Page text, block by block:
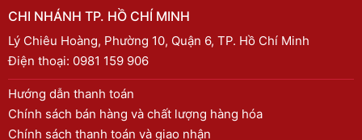
CHI NHÁNH TP. HỒ CHÍ MINH
Lý Chiêu Hoàng, Phường 10, Quận 6, TP. Hồ Chí Minh
Điện thoại: 0981 159 906
Hướng dẫn thanh toán
Chính sách bán hàng và chất lượng hàng hóa
Chính sách thanh toán và giao nhận